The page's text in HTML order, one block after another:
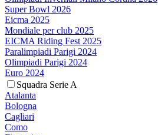
Super Bowl 2026
Eicma 2025
Mondiale per club 2025
EICMA Riding Fest 2025
Paralimpiadi Parigi 2024
Olimpiadi Parigi 2024
Euro 2024
Squadra Serie A
Atalanta
Bologna
Cagliari
Como